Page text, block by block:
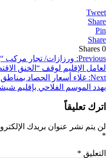
Tweet
Share
Pin
Share
0
Shares
تصفّح
المقالات
Previous: ​ورزازات/ تجار مركب
لعامل الإقليم لوقف “الخنق
Next: غلاء أسعار الحصاد
يهدد الموسم الفلاحي بإقليم
اترك تعليقاً
لن يتم نشر عنوان بريدك
*
التعليق *